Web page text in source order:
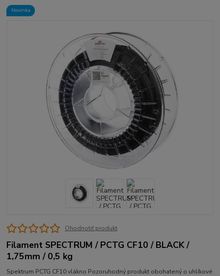
Novinka
Ohodnotiť produkt
Filament SPECTRUM / PCTG CF10 / BLACK /
1,75mm / 0,5 kg
Spektrum PCTG CF10 vlákno Pozoruhodný produkt obohatený o uhlíkové